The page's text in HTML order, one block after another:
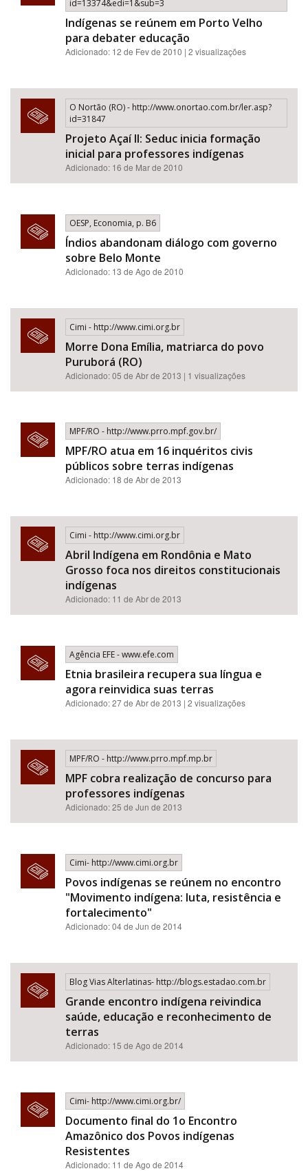
id=13374&edi=1&sub=3
Indígenas se reúnem em Porto Velho
para debater educação
Adicionado: 12 de Fev de 2010 | 2 visualizações
O Nortão (RO) - http://www.onortao.com.br/ler.asp?
id=31847
Projeto Açaí II: Seduc inicia formação
inicial para professores indígenas
Adicionado: 16 de Mar de 2010
OESP, Economia, p. B6
Índios abandonam diálogo com governo
sobre Belo Monte
Adicionado: 13 de Ago de 2010
Cimi - http://www.cimi.org.br
Morre Dona Emília, matriarca do povo
Puruborá (RO)
Adicionado: 05 de Abr de 2013 | 1 visualizações
MPF/RO - http://www.prro.mpf.gov.br/
MPF/RO atua em 16 inquéritos civis
públicos sobre terras indígenas
Adicionado: 18 de Abr de 2013
Cimi - http://www.cimi.org.br
Abril Indígena em Rondônia e Mato
Grosso foca nos direitos constitucionais
indígenas
Adicionado: 11 de Abr de 2013
Agência EFE - www.efe.com
Etnia brasileira recupera sua língua e
agora reinvidica suas terras
Adicionado: 27 de Abr de 2013 | 2 visualizações
MPF/RO - http://www.prro.mpf.mp.br
MPF cobra realização de concurso para
professores indígenas
Adicionado: 25 de Jun de 2013
Cimi- http://www.cimi.org.br
Povos indígenas se reúnem no encontro
"Movimento indígena: luta, resistência e
fortalecimento"
Adicionado: 04 de Jun de 2014
Blog Vias Alterlatinas- http://blogs.estadao.com.br
Grande encontro indígena reivindica
saúde, educação e reconhecimento de
terras
Adicionado: 15 de Ago de 2014
Cimi- http://www.cimi.org.br/
Documento final do 1o Encontro
Amazônico dos Povos indígenas
Resistentes
Adicionado: 11 de Ago de 2014